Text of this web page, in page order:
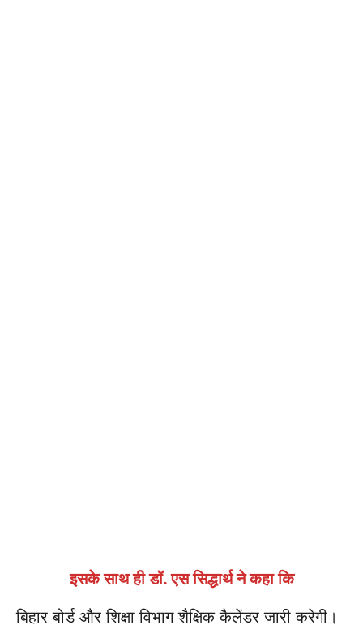
इसके साथ ही डॉ. एस सिद्धार्थ ने कहा कि
बिहार बोर्ड और शिक्षा विभाग शैक्षिक कैलेंडर जारी करेगी।